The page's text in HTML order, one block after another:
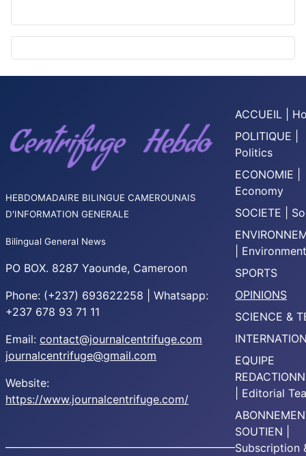
HEBDOMADAIRE BILINGUE CAMEROUNAIS
D'INFORMATION GENERALE
Bilingual General News
PO BOX. 8287 Yaounde, Cameroon
Phone: (+237) 693622258 | Whatsapp:
+237 678 93 71 11
Email: contact@journalcentrifuge.com
journalcentrifuge@gmail.com
Website:
https://www.journalcentrifuge.com/
ACCUEIL |
POLITIQUE |
Politics
ECONOMIE |
Economy
SOCIETE |
| Environment
SPORTS
OPINIONS
SCIENCE &
EQUIPE
| Editorial
SOUTIEN |
Subscription